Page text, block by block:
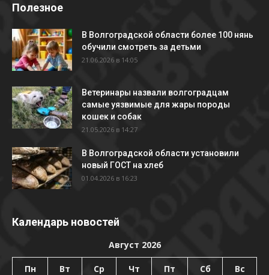
Полезное
В Волгоградской области более 100 нянь
обучили смотреть за детьми
21.06.2026 в 14:05
Ветеринары назвали волгоградцам
самые уязвимые для жары породы
кошек и собак
21.05.2026 в 14:27
В Волгоградской области установили
новый ГОСТ на хлеб
01.04.2026 в 16:23
Календарь новостей
Август 2026
Пн Вт Ср Чт Пт Сб Вс